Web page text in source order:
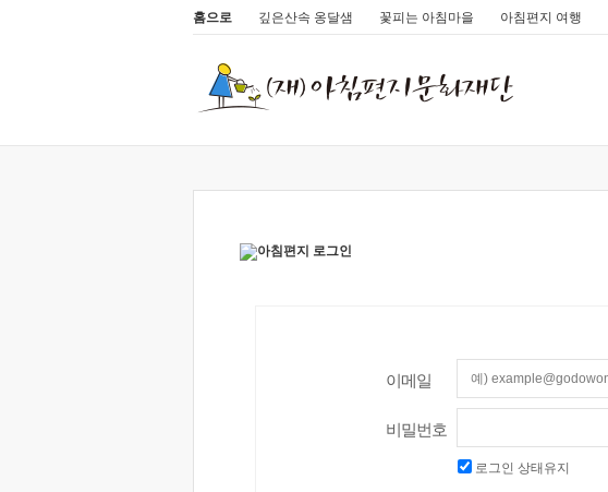
홈으로 깊은산속 옹달샘 꽃피는 아침마을 아침편지 여행
이메일
비밀번호
로그인 상태유지